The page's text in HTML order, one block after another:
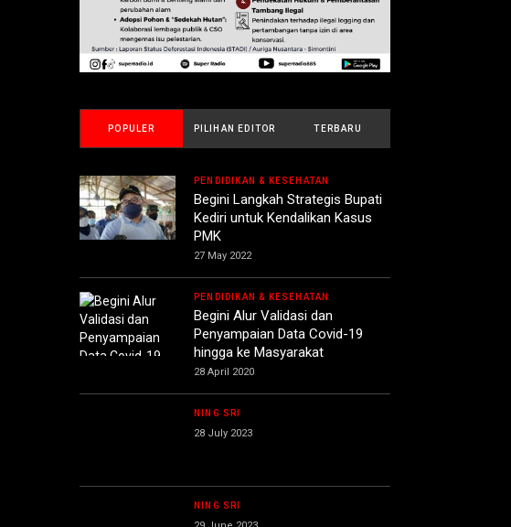
POPULER PILIHAN EDITOR TERBARU
PENDIDIKAN & KESEHATAN
Begini Langkah Strategis Bupati
Kediri untuk Kendalikan Kasus
PMK
27 May 2022
PENDIDIKAN & KESEHATAN
Begini Alur Validasi dan
Penyampaian Data Covid-19
hingga ke Masyarakat
28 April 2020
NING SRI
28 July 2023
NING SRI